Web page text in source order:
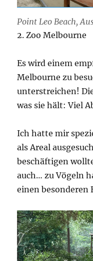
Point Leo Beach,
2. Zoo Melbourne
Es wird einem
Melbourne zu
unterstreichen!
was sie hält: Viel
Ich hatte mir
als Areal
beschäftigen
auch… zu Vögeln
einen besonderen